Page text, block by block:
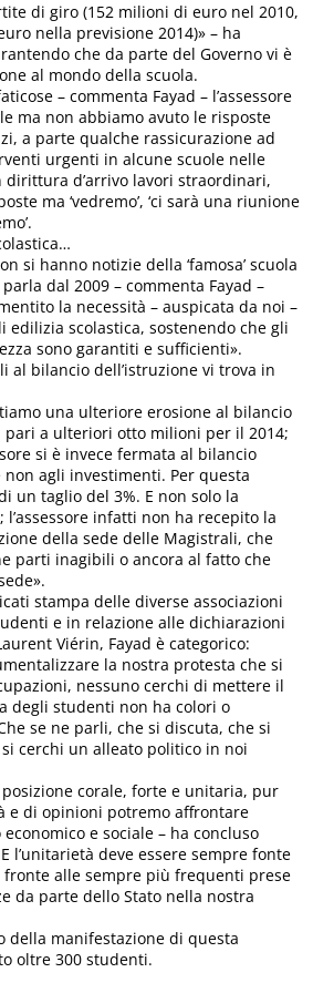
di giro (152 milioni di euro nel 2010,
nella previsione 2014)» – ha
che da parte del Governo vi è
al mondo della scuola.
– commenta Fayad – l’assessore
ma non abbiamo avuto le risposte
a parte qualche rassicurazione ad
urgenti in alcune scuole nelle
dirittura d’arrivo lavori straordinari,
ma ‘vedremo’, ‘ci sarà una riunione
si hanno notizie della ‘famosa’ scuola
dal 2009 – commenta Fayad –
la necessità – auspicata da noi –
edilizia scolastica, sostenendo che gli
sono garantiti e sufficienti».
al bilancio dell’istruzione vi trova in
una ulteriore erosione al bilancio
pari a ulteriori otto milioni per il 2014;
si è invece fermata al bilancio
agli investimenti. Per questa
un taglio del 3%. E non solo la
infatti non ha recepito la
della sede delle Magistrali, che
parti inagibili o ancora al fatto che
stampa delle diverse associazioni
e in relazione alle dichiarazioni
Viérin, Fayad è categorico:
la nostra protesta che si
nessuno cerchi di mettere il
degli studenti non ha colori o
se ne parli, che si discuta, che si
cerchi un alleato politico in noi
corale, forte e unitaria, pur
e di opinioni potremo affrontare
e sociale – ha concluso
E l’unitarietà deve essere sempre fonte
alle sempre più frequenti prese
da parte dello Stato nella nostra
della manifestazione di questa
oltre 300 studenti.